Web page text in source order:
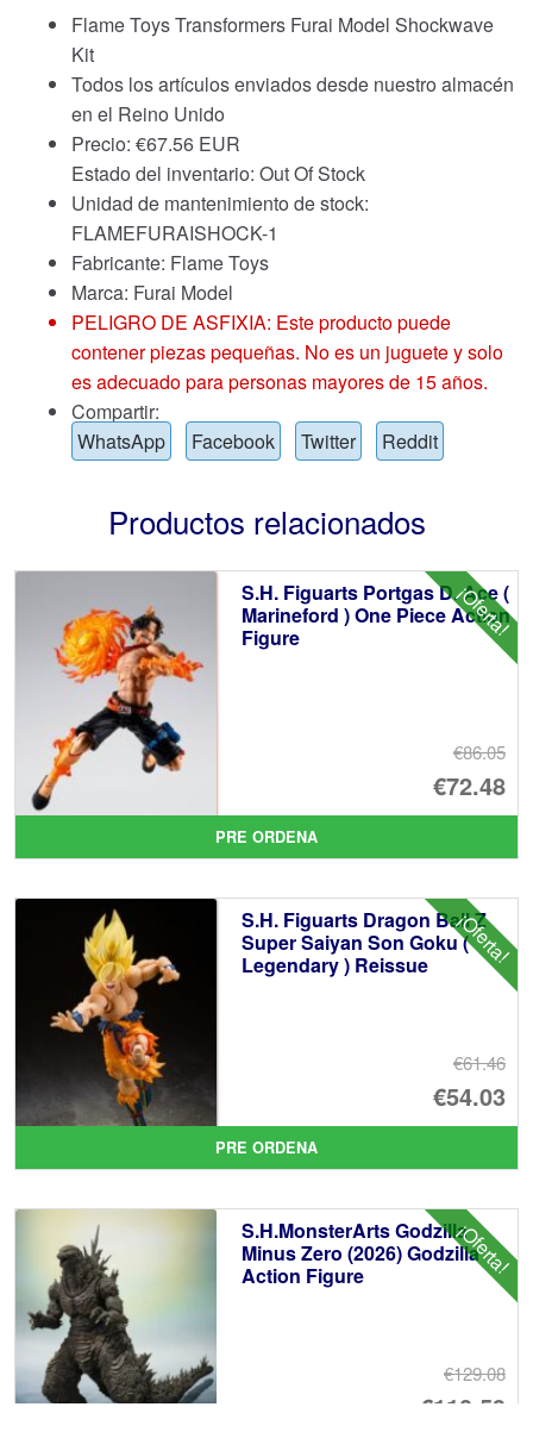
Flame Toys Transformers Furai Model Shockwave
Kit
Todos los artículos enviados desde nuestro almacén
en el Reino Unido
Precio: €67.56 EUR
Estado del inventario: Out Of Stock
Unidad de mantenimiento de stock:
FLAMEFURAISHOCK-1
Fabricante: Flame Toys
Marca: Furai Model
PELIGRO DE ASFIXIA: Este producto puede
contener piezas pequeñas. No es un juguete y solo
es adecuado para personas mayores de 15 años.
Compartir:
WhatsApp
Facebook Twitter Reddit
Productos relacionados
¡Oferta!
S.H. Figuarts Portgas D. Ace (
Marineford ) One Piece Action
Figure
€86.05
El
€72.48
El
PRE ORDENA
¡Oferta!
S.H. Figuarts Dragon Ball Z
Super Saiyan Son Goku (
Legendary ) Reissue
€61.46
El
€54.03
El
PRE ORDENA
¡Oferta!
S.H.MonsterArts Godzilla
Minus Zero (2026) Godzilla
Action Figure
€129.08
El
€110.59